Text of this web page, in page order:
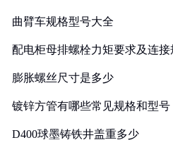
曲臂车规格型号大全
配电柜母排螺栓力矩要求及连接
膨胀螺丝尺寸是多少
镀锌方管有哪些常见规格和型号
D400球墨铸铁井盖重多少